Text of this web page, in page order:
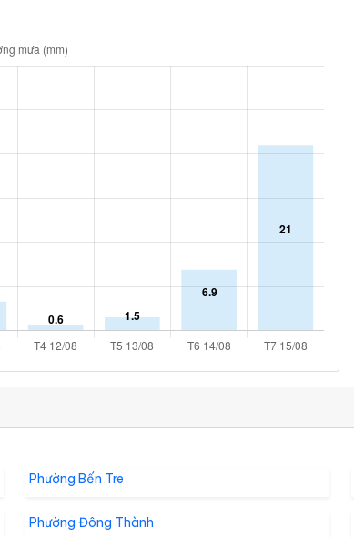
Phường Bến Tre
Phường Đông Thành